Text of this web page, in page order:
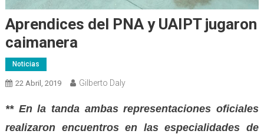
Aprendices del PNA y UAIPT jugaron
caimanera
Noticias
22 Abril, 2019 Gilberto Daly
** En la tanda ambas representaciones oficiales
realizaron encuentros en las especialidades de